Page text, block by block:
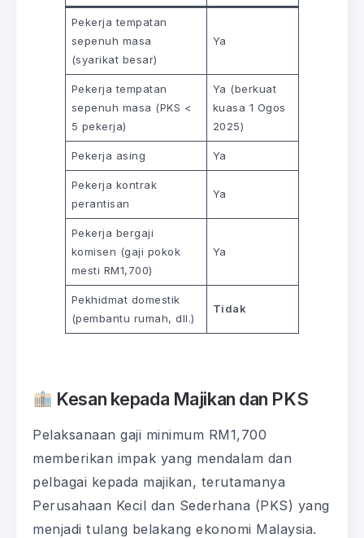
Pekerja tempatan
sepenuh masa
(syarikat besar)
Ya
Pekerja tempatan
sepenuh masa (PKS <
5 pekerja)
Ya (berkuat
kuasa 1 Ogos
2025)
Pekerja asing Ya
Pekerja kontrak
perantisan
Ya
Pekerja bergaji
komisen (gaji pokok
mesti RM1,700)
Ya
Pekhidmat domestik
(pembantu rumah, dll.)
Tidak
Kesan kepada Majikan dan PKS
Pelaksanaan gaji minimum RM1,700
memberikan impak yang mendalam dan
pelbagai kepada majikan, terutamanya
Perusahaan Kecil dan Sederhana (PKS) yang
menjadi tulang belakang ekonomi Malaysia.